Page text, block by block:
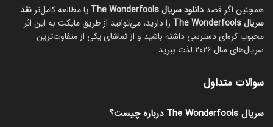
همچنین اگر قصد دانلود سریال The Wonderfools یا مطالعه کامل‌ترنقد
سریال The Wonderfools
را دارید، می‌توانید از طریق مایکت به این اثر
محبوب کره‌ای دسترسی داشته باشید و از تماشای یکی از متفاوت‌ترین
سریال‌های سال ۲۰۲۶ لذت ببرید.
سوالات متداول
سریال The Wonderfools درباره چیست؟